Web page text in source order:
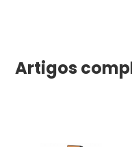
Artigos